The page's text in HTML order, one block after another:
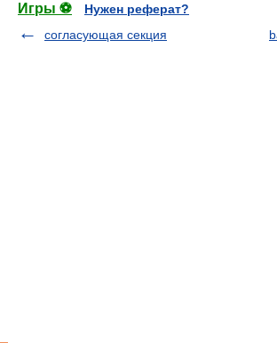
Игры ⚽
Нужен реферат?
согласующая секция